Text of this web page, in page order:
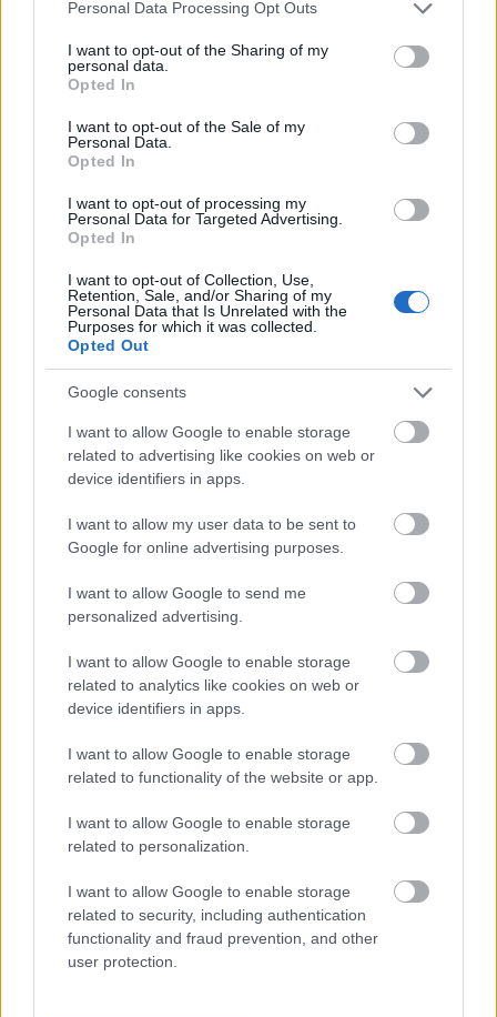
not limited to your visit or usage behaviour. You may click to
grant or deny consent to Google and its third-party tags to
use your data for below specified purposes in below Google
consent section.
Personal Data Processing Opt Outs
I want to opt-out of the Sharing of my
personal data.
Opted In
I want to opt-out of the Sale of my
Personal Data.
Opted In
I want to opt-out of processing my
Personal Data for Targeted Advertising.
Opted In
I want to opt-out of Collection, Use,
Retention, Sale, and/or Sharing of my
Personal Data that Is Unrelated with the
Purposes for which it was collected.
Opted Out
Google consents
I want to allow Google to enable storage
related to advertising like cookies on web or
device identifiers in apps.
I want to allow my user data to be sent to
Google for online advertising purposes.
I want to allow Google to send me
personalized advertising.
I want to allow Google to enable storage
related to analytics like cookies on web or
device identifiers in apps.
I want to allow Google to enable storage
related to functionality of the website or app.
I want to allow Google to enable storage
related to personalization.
I want to allow Google to enable storage
related to security, including authentication
functionality and fraud prevention, and other
user protection.
#MNB
Hitelfordulat 2026: elzárja a pénzcsapot az
állam
Vagyonvisszaszerzés: amikor a pénz
ELEMZÉSEK 2026. júl. 21.